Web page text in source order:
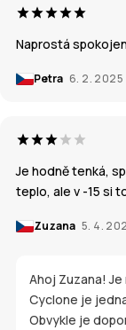
Naprostá
Petra 6. 2. 2025
Je hodně tenká,
teplo, ale v -15 si
Zuzana 5. 4.
Ahoj Zuzana!
Cyclone je
Obvykle je